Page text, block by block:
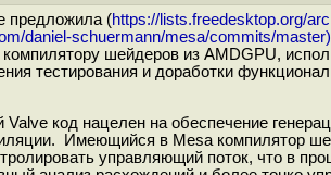
предложила (https://lists.freedesktop.org/
daniel-schuermann/mesa/commits/master)
шейдеров из AMDGPU,
тестирования и доработки
код нацелен на обеспечение
Имеющийся в Mesa компилятор
управляющий поток, что в